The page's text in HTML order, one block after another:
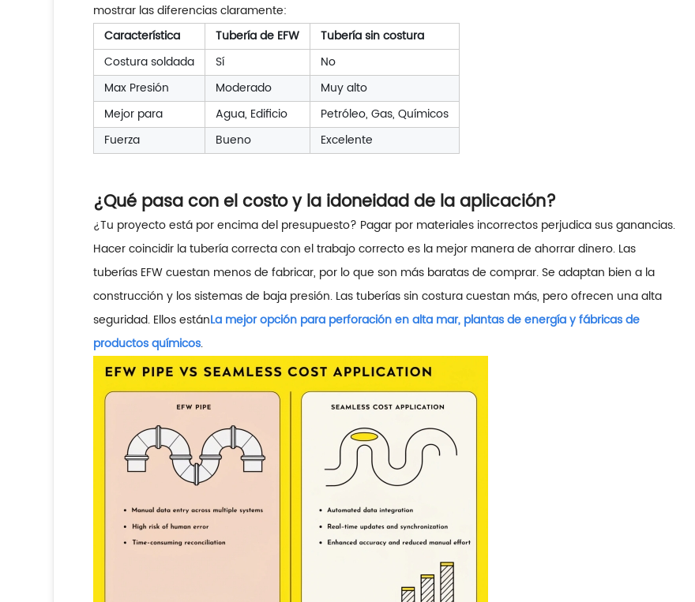
mostrar las diferencias claramente:
Característica
Tubería de EFW
Tubería sin costura
Costura soldada
Sí
No
Max Presión
Moderado
Muy alto
Mejor para
Agua, Edificio
Petróleo, Gas, Químicos
Fuerza
Bueno Excelente
¿Qué pasa con el costo y la idoneidad de la aplicación?
¿Tu proyecto está por encima del presupuesto? Pagar por materiales incorrectos perjudica sus ganancias.
Hacer coincidir la tubería correcta con el trabajo correcto es la mejor manera de ahorrar dinero. Las
tuberías EFW cuestan menos de fabricar, por lo que son más baratas de comprar. Se adaptan bien a la
construcción y los sistemas de baja presión. Las tuberías sin costura cuestan más, pero ofrecen una alta
seguridad. Ellos estánLa mejor opción para perforación en alta mar, plantas de energía y fábricas de
productos químicos.